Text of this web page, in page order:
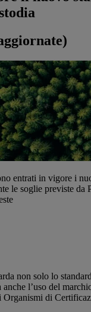
entrati in vigore i
le soglie previste da
non solo lo
anche l’uso del
Organismi di